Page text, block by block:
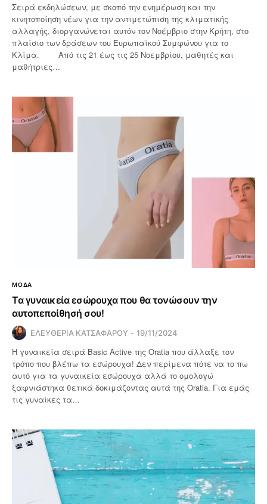
Σειρά εκδηλώσεων, με σκοπό την ενημέρωση και την
κινητοποίηση νέων για την αντιμετώπιση της κλιματικής
αλλαγής, διοργανώνεται αυτόν τον Νοέμβριο στην Κρήτη, στο
πλαίσιο των δράσεων του Ευρωπαϊκού Συμφώνου για το
Κλίμα. Από τις 21 έως τις 25 Νοεμβρίου, μαθητές και
μαθήτριες…
ΜΟΔΑ
Τα γυναικεία εσώρουχα που θα τονώσουν την
αυτοπεποίθησή σου!
ΕΛΕΥΘΕΡΙΑ ΚΑΤΣΑΦΑΡΟΥ 19/11/2024
Η γυναικεία σειρά Basic Active της Oratia που άλλαξε τον
τρόπο που βλέπω τα εσώρουχα! Δεν περίμενα πότε να το πω
αυτό για τα γυναικεία εσώρουχα αλλά το ομολογώ
ξαφνιάστηκα θετικά δοκιμάζοντας αυτά της Oratia. Για εμάς
τις γυναίκες τα…